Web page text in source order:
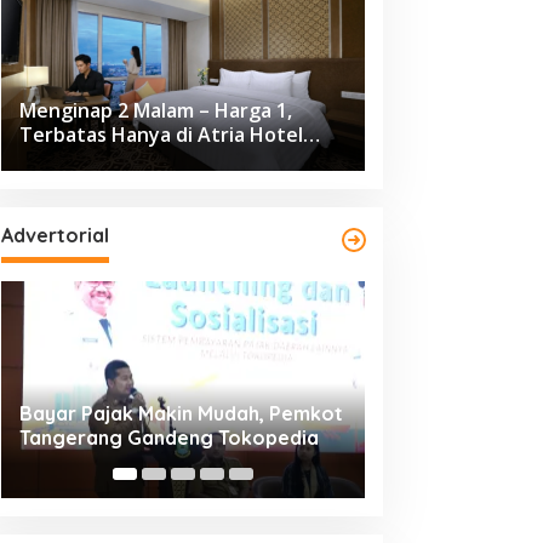
Menginap 2 Malam – Harga 1,
Terbatas Hanya di Atria Hotel
Advertorial
Resmi Bergulir, 651 Kafilah
Ramaikan MTQ XXV Kota
Tangerang di Ciledug